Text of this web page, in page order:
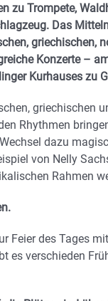
zu Trompete,
Das
griechischen,
Konzerte –
Kurhauses zu
griechischen
Rhythmen
dazu
von Nelly
Rahmen
Feier des Tages
es verschieden